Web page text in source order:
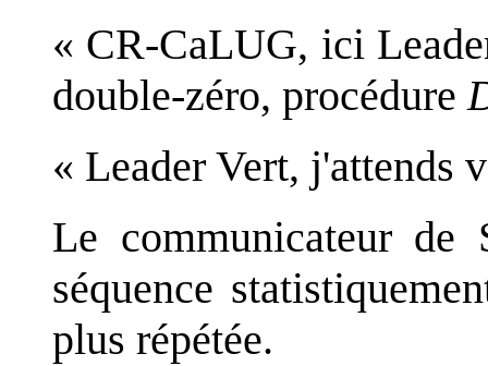
« CR-CaLUG, ici
double-zéro, procédure
« Leader Vert, j'attends
Le communicateur de
séquence
plus répétée.